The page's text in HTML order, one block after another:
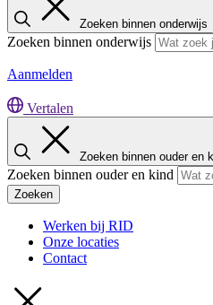
Zoeken binnen onderwijs
Zoeken binnen onderwijs
Aanmelden
Vertalen
Zoeken binnen ouder en
Zoeken binnen ouder en kind
Zoeken
Werken bij RID
Onze locaties
Contact